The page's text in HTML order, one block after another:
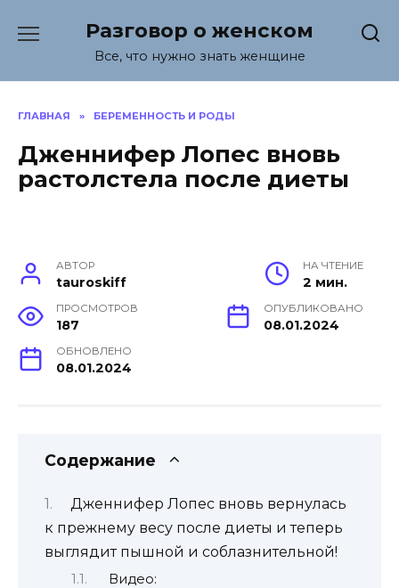
содержанию
Разговор о женском
Все, что нужно знать женщине
ГЛАВНАЯ » БЕРЕМЕННОСТЬ И РОДЫ
Дженнифер Лопес вновь
растолстела после диеты
АВТОР
tauroskiff
НА ЧТЕНИЕ
2 мин.
ПРОСМОТРОВ
187
ОПУБЛИКОВАНО
08.01.2024
ОБНОВЛЕНО
08.01.2024
Содержание
Дженнифер Лопес вновь вернулась
к прежнему весу после диеты и теперь
выглядит пышной и соблазнительной!
Видео: